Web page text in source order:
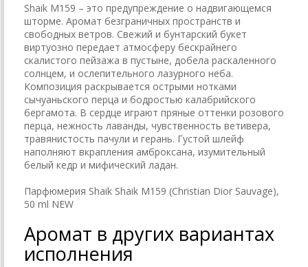
Shaik M159 – это предупреждение о надвигающемся
шторме. Аромат безграничных пространств и
свободных ветров. Свежий и бунтарский букет
виртуозно передает атмосферу бескрайнего
скалистого пейзажа в пустыне, добела раскаленного
солнцем, и ослепительного лазурного неба.
Композиция раскрывается острыми нотками
сычуаньского перца и бодростью калабрийского
бергамота. В сердце играют пряные оттенки розового
перца, нежность лаванды, чувственность ветивера,
травянистость пачули и герань. Густой шлейф
наполняют вкрапления амброксана, изумительный
белый кедр и мифический ладан.
Парфюмерия Shaik Shaik M159 (Christian Dior Sauvage),
50 ml NEW
Аромат в других вариантах
исполнения